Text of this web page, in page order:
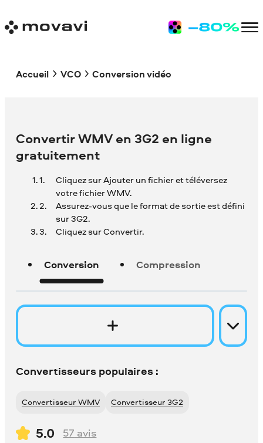
Accueil VCO Conversion vidéo
Convertir WMV en 3G2 en ligne
gratuitement
Cliquez sur Ajouter un fichier et téléversez
votre fichier WMV.
Assurez-vous que le format de sortie est défini
sur 3G2.
Cliquez sur Convertir.
Conversion Compression
Convertisseurs populaires :
Convertisseur WMV Convertisseur 3G2
5.0 57 avis